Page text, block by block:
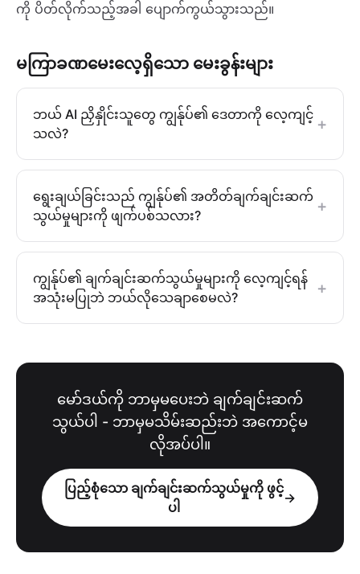
ကို ပိတ်လိုက်သည့်အခါ ပျောက်ကွယ်သွားသည်။
မကြာခဏမေးလေ့ရှိသော မေးခွန်းများ
ဘယ် AI ညှိနှိုင်းသူတွေ ကျွန်ုပ်၏ ဒေတာကို လေ့ကျင့်
သလဲ?
+
ရွေးချယ်ခြင်းသည် ကျွန်ုပ်၏ အတိတ်ချက်ချင်းဆက်
သွယ်မှုများကို ဖျက်ပစ်သလား?
+
ကျွန်ုပ်၏ ချက်ချင်းဆက်သွယ်မှုများကို လေ့ကျင့်ရန်
အသုံးမပြုဘဲ ဘယ်လိုသေချာစေမလဲ?
+
မော်ဒယ်ကို ဘာမှမပေးဘဲ ချက်ချင်းဆက်
သွယ်ပါ - ဘာမှမသိမ်းဆည်းဘဲ အကောင့်မ
လိုအပ်ပါ။
ပြည့်စုံသော ချက်ချင်းဆက်သွယ်မှုကို ဖွင့်
ပါ
→